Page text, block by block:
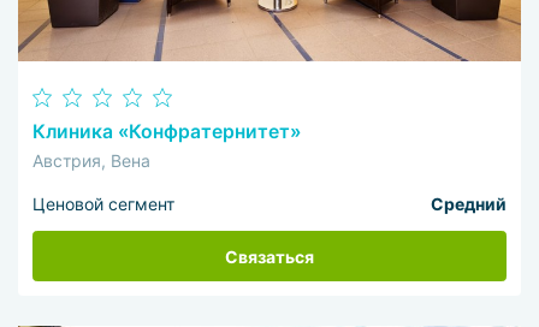
Клиника «Конфратернитет»
Австрия, Вена
Ценовой сегмент Средний
Связаться